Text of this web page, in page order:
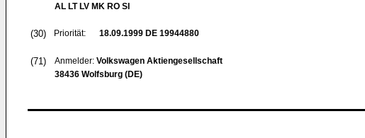
AL LT LV MK RO SI
(30) Priorität: 18.09.1999 DE 19944880
(71) Anmelder: Volkswagen Aktiengesellschaft
38436 Wolfsburg (DE)